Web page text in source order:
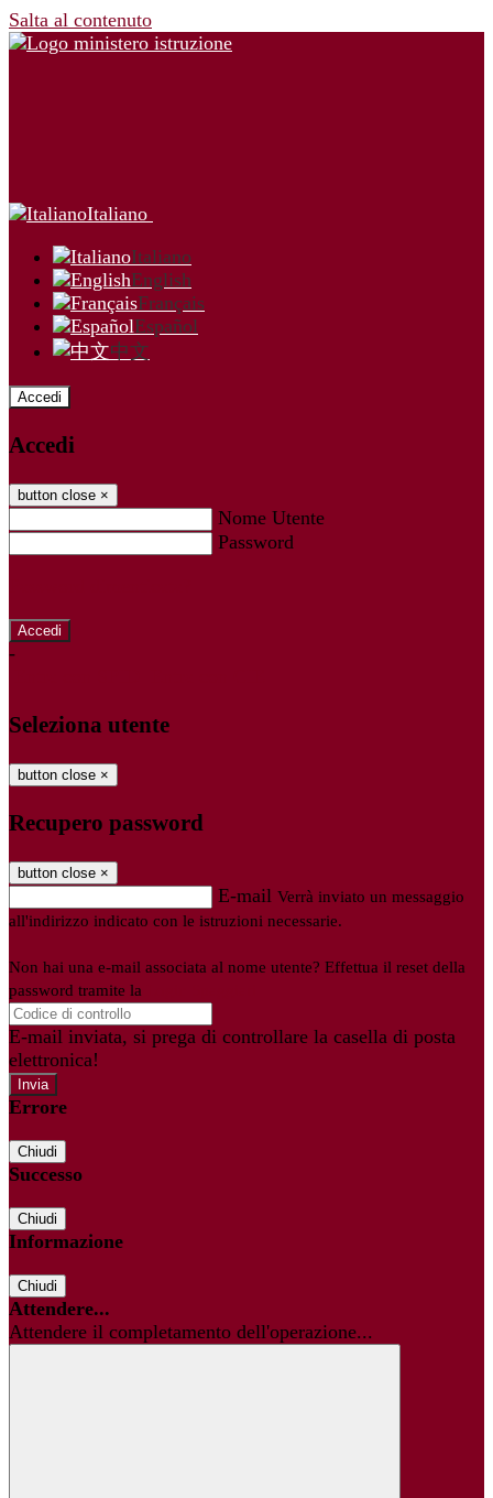
Salta al contenuto
Italiano
Italiano
English
Français
Español
中文
Accedi
Accedi
button close ×
Nome Utente
Password
-
Seleziona utente
button close ×
Recupero password
button close ×
E-mail Verrà inviato un messaggio
all'indirizzo indicato con le istruzioni necessarie.
Non hai una e-mail associata al nome utente? Effettua il reset della
password tramite la
E-mail inviata, si prega di controllare la casella di posta
elettronica!
Errore
Chiudi
Successo
Chiudi
Informazione
Chiudi
Attendere...
Attendere il completamento dell'operazione...